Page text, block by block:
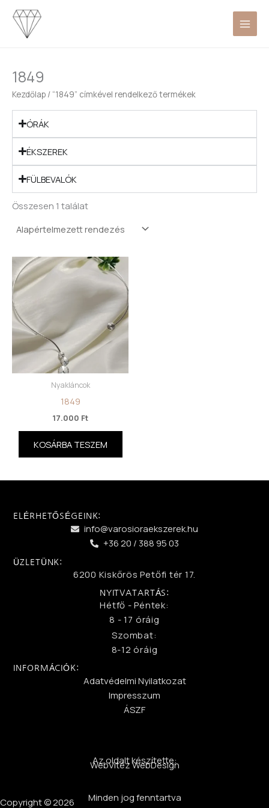
Skip
content
1849
Kezdőlap / “1849” címkével rendelkező termékek
ÓRÁK
ÉKSZEREK
FÜLBEVALÓK
Összesen 1 találat
Nyakláncok
1849
17.000 Ft
KOSÁRBA TESZEM
ELÉRHETŐSÉGEINK:
info@varosioraekszerek.hu
+36 20 / 388 95 03
ÜZLETÜNK:
6200 Kiskőrös Petőfi tér 17.
NYITVATARTÁS:
Hétfő - Péntek:
8 - 17 óráig
Szombat:
8-12 óráig
INFORMÁCIÓK:
Adatvédelmi Nyilatkozat
Impresszum
ÁSZF
Az oldalt készítette:
WebVitéz WebDesign
Minden jog fenntartva
Copyright © 2026